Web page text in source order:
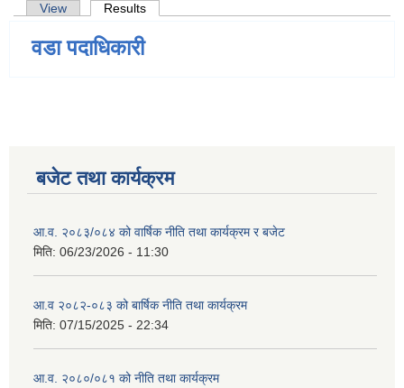
Primary tabs
View Results
वडा पदाधिकारी
बजेट तथा कार्यक्रम
आ.व. २०८३/०८४ को वार्षिक नीति तथा कार्यक्रम र बजेट
मिति: 06/23/2026 - 11:30
आ.व २०८२-०८३ को बार्षिक नीति तथा कार्यक्रम
मिति: 07/15/2025 - 22:34
आ.व. २०८०/०८१ को नीति तथा कार्यक्रम